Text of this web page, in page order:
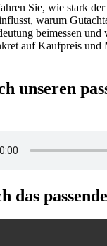
Sie, wie stark der
warum
beimessen und
auf Kaufpreis und
unseren
das